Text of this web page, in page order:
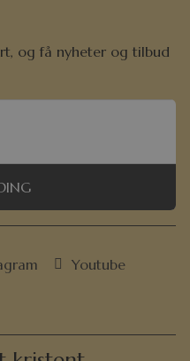
og få nyheter og tilbud
Youtube